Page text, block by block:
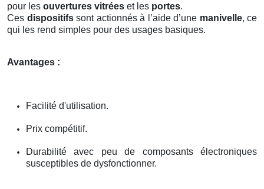
pour les ouvertures vitrées et les portes.
Ces dispositifssont actionnés à l’aide d’une manivelle, ce
qui les rend simples pour des usages basiques.
Avantages :
Facilité d'utilisation.
Prix compétitif.
Durabilité avec peu de composants électroniques
susceptibles de dysfonctionner.